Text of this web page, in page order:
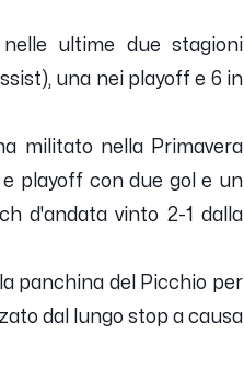
ultime due stagioni
una nei playoff e 6 in
militato nella Primavera
playoff con due gol e un
d'andata vinto 2-1 dalla
panchina del Picchio per
dal lungo stop a causa